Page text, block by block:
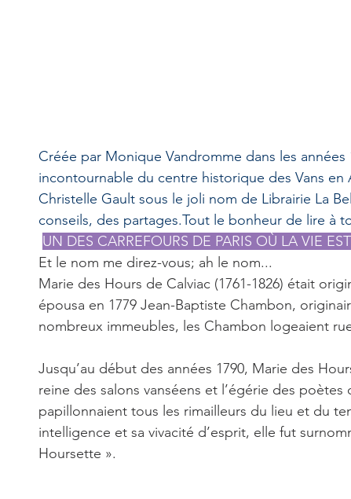
Créée par Monique Vandromme dans les années
incontournable du centre historique des Vans en
Christelle Gault sous le joli nom de Librairie La
conseils, des partages.Tout le bonheur de lire à
UN DES CARREFOURS DE PARIS OÙ LA VIE
Et le nom me direz-vous; ah le nom...
Marie des Hours de Calviac (1761-1826) était
épousa en 1779 Jean-Baptiste Chambon,
nombreux immeubles, les Chambon logeaient
Jusqu’au début des années 1790, Marie des
reine des salons vanséens et l’égérie des
papillonnaient tous les rimailleurs du lieu et du
intelligence et sa vivacité d’esprit, elle fut
Hoursette ».